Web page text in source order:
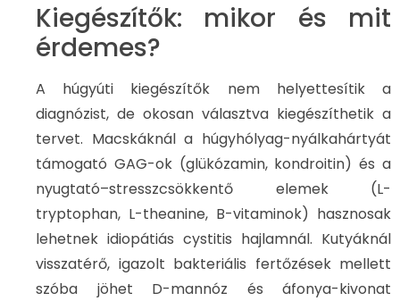
Kiegészítők: mikor és mit
érdemes?
A húgyúti kiegészítők nem helyettesítik a
diagnózist, de okosan választva kiegészíthetik a
tervet. Macskáknál a húgyhólyag-nyálkahártyát
támogató GAG-ok (glükózamin, kondroitin) és a
nyugtató–stresszcsökkentő elemek (L-
tryptophan, L-theanine, B-vitaminok) hasznosak
lehetnek idiopátiás cystitis hajlamnál. Kutyáknál
visszatérő, igazolt bakteriális fertőzések mellett
szóba jöhet D-mannóz és áfonya-kivonat